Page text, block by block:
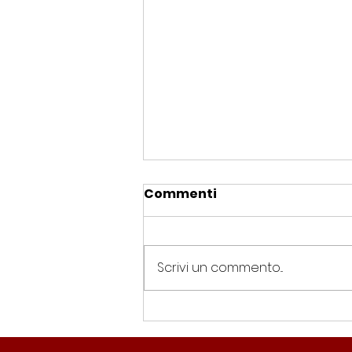
Spin Time, Colucci: “Non
solo occupazione: 400
Commenti
Scrivi un commento...